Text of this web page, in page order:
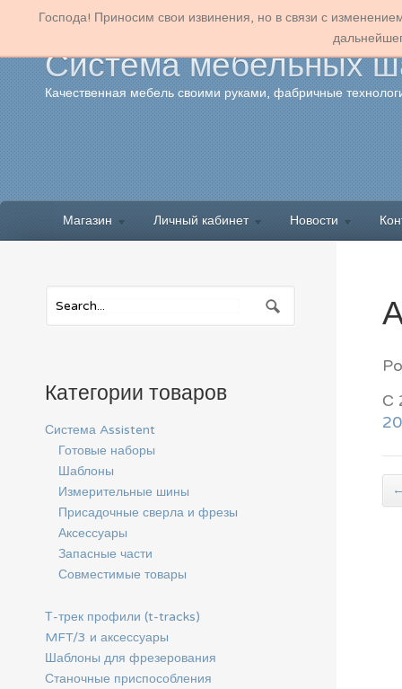
Система мебельных
Качественная мебель своими руками, фабричные
Магазин Личный кабинет Новости
С
Категории товаров
Система Assistent
Готовые наборы
Шаблоны
Измерительные шины
Присадочные сверла и фрезы
Аксессуары
Запасные части
Совместимые товары
Т-трек профили (t-tracks)
MFT/3 и аксессуары
Шаблоны для фрезерования
Станочные приспособления
Господа! Приносим свои извинения, но в связи с